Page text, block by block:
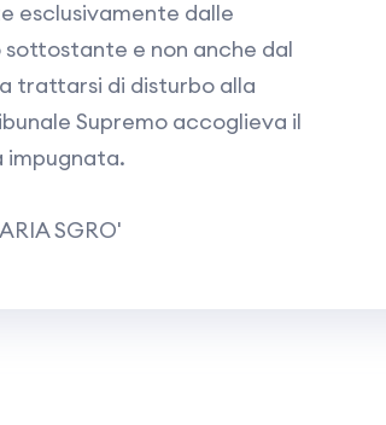
esclusivamente dalle
e non anche dal
trattarsi di disturbo alla
Supremo accoglieva il
impugnata.
SGRO'